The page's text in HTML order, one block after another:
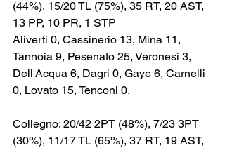
(44%), 15/20 TL (75%), 35 RT, 20 AST,
13 PP, 10 PR, 1 STP
Aliverti 0, Cassinerio 13, Mina 11,
Tannoia 9, Pesenato 25, Veronesi 3,
Dell'Acqua 6, Dagri 0, Gaye 6, Carnelli
0, Lovato 15, Tenconi 0.
Collegno: 20/42 2PT (48%), 7/23 3PT
(30%), 11/17 TL (65%), 37 RT, 19 AST,